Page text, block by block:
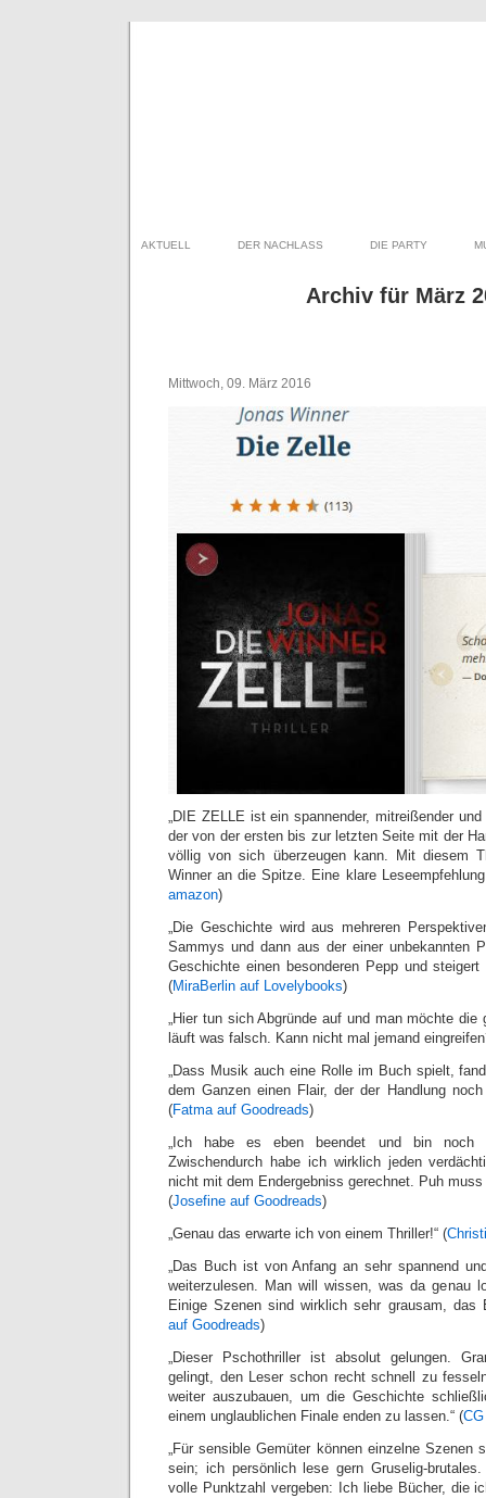
AKTUELL DER NACHLASS DIE PARTY
Archiv für März
Mittwoch, 09. März 2016
„DIE ZELLE ist ein spannender, mitreißender und
der von der ersten bis zur letzten Seite mit der
völlig von sich überzeugen kann. Mit diesem
Winner an die Spitze. Eine klare
amazon)
„Die Geschichte wird aus mehreren
Sammys und dann aus der einer unbekannten
Geschichte einen besonderen Pepp und steigert
(MiraBerlin auf Lovelybooks)
„Hier tun sich Abgründe auf und man möchte die
läuft was falsch. Kann nicht mal jemand
„Dass Musik auch eine Rolle im Buch spielt,
dem Ganzen einen Flair, der der Handlung
(Fatma auf Goodreads)
„Ich habe es eben beendet und bin noch
Zwischendurch habe ich wirklich jeden
nicht mit dem Endergebniss gerechnet. Puh
(Josefine auf Goodreads)
„Genau das erwarte ich von einem Thriller!“ (
„Das Buch ist von Anfang an sehr spannend
weiterzulesen. Man will wissen, was da genau
Einige Szenen sind wirklich sehr grausam, das
auf Goodreads)
„Dieser Pschothriller ist absolut gelungen.
gelingt, den Leser schon recht schnell zu
weiter auszubauen, um die Geschichte
einem unglaublichen Finale enden zu lassen.“ (
„Für sensible Gemüter können einzelne Szenen
sein; ich persönlich lese gern Gruselig-
volle Punktzahl vergeben: Ich liebe Bücher, die